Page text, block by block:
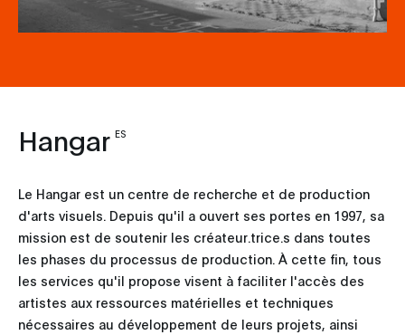
Hangar ES
Le Hangar est un centre de recherche et de production
d'arts visuels. Depuis qu'il a ouvert ses portes en 1997, sa
mission est de soutenir les créateur.trice.s dans toutes
les phases du processus de production. À cette fin, tous
les services qu'il propose visent à faciliter l'accès des
artistes aux ressources matérielles et techniques
nécessaires au développement de leurs projets, ainsi